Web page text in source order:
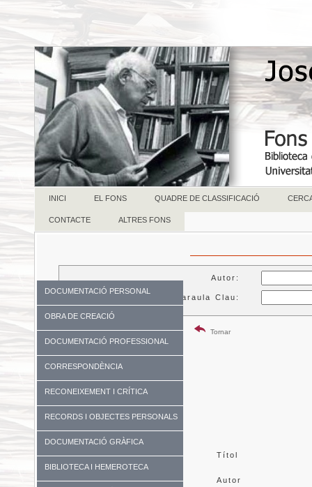
INICI EL FONS QUADRE DE CLASSIFICACIÓ
CONTACTE ALTRES FONS
DOCUMENTACIÓ PERSONAL
OBRA DE CREACIÓ
DOCUMENTACIÓ PROFESSIONAL
CORRESPONDÈNCIA
RECONEIXEMENT I CRÍTICA
RECORDS I OBJECTES PERSONALS
DOCUMENTACIÓ GRÀFICA
BIBLIOTECA I HEMEROTECA
Autor:
Paraula Clau:
Tornar
Títol
Autor